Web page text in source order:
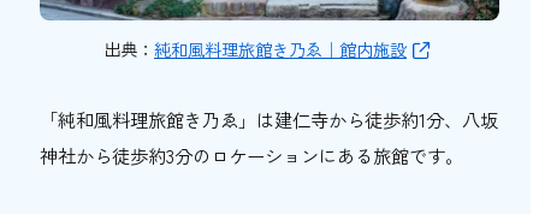
出典： 純和風料理旅館き乃ゑ｜館内施設
「純和風料理旅館き乃ゑ」は建仁寺から徒歩約1分、八坂
神社から徒歩約3分のロケーションにある旅館です。